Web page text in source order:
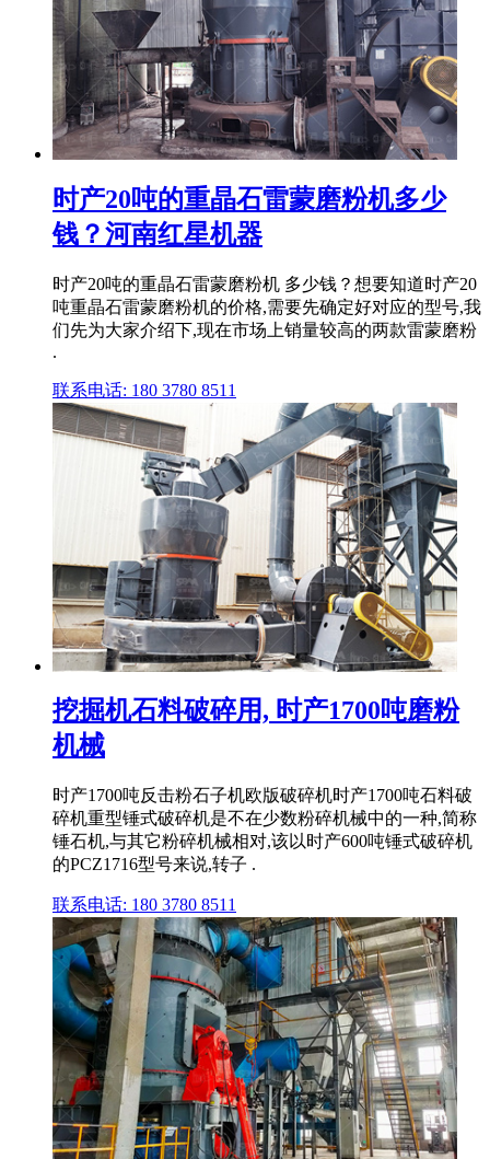
时产20吨的重晶石雷蒙磨粉机多少
钱？河南红星机器
时产20吨的重晶石雷蒙磨粉机 多少钱？想要知道时产20
吨重晶石雷蒙磨粉机的价格,需要先确定好对应的型号,我
们先为大家介绍下,现在市场上销量较高的两款雷蒙磨粉
.
联系电话: 180 3780 8511
挖掘机石料破碎用, 时产1700吨磨粉
机械
时产1700吨反击粉石子机欧版破碎机时产1700吨石料破
碎机重型锤式破碎机是不在少数粉碎机械中的一种,简称
锤石机,与其它粉碎机械相对,该以时产600吨锤式破碎机
的PCZ1716型号来说,转子 .
联系电话: 180 3780 8511